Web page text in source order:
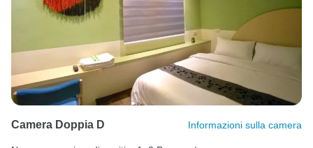
Camera Doppia D Informazioni sulla camera